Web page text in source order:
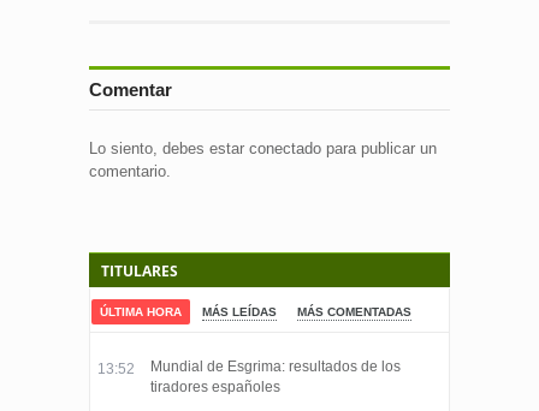
Comentar
Lo siento, debes estar conectado para publicar un
comentario.
TITULARES
ÚLTIMA HORA MÁS LEÍDAS MÁS COMENTADAS
13:52
Mundial de Esgrima: resultados de los
tiradores españoles